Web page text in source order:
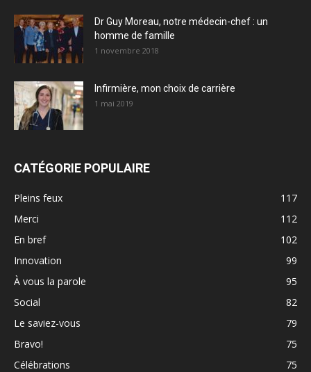
Dr Guy Moreau, notre médecin-chef : un
homme de famille
1 novembre 2018
Infirmière, mon choix de carrière
1 mai 2019
CATÉGORIE POPULAIRE
Pleins feux
117
Merci
112
En bref
102
Innovation
99
À vous la parole
95
Social
82
Le saviez-vous
79
Bravo!
75
Célébrations
75